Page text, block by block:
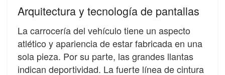
Arquitectura y tecnología de pantallas
La carrocería del vehículo tiene un aspecto
atlético y apariencia de estar fabricada en una
sola pieza. Por su parte, las grandes llantas
indican deportividad. La fuerte línea de cintura